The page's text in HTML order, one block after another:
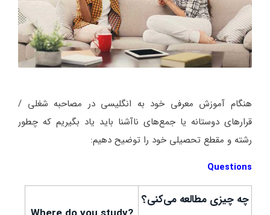
هنگام آموزش معرفی خود به انگلیسی در مصاحبه شغلی /
قرارهای دوستانه یا جمع‌های ناآشنا باید یاد بگیریم که چطور
رشته و مقطع تحصیلی خود را توضیح دهیم:
Questions
چه چیزی مطالعه می‌کنی؟